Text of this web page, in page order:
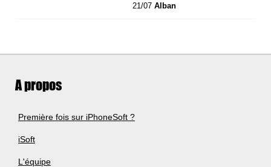
21/07Alban
A propos
Première fois sur iPhoneSoft ?
iSoft
L'équipe